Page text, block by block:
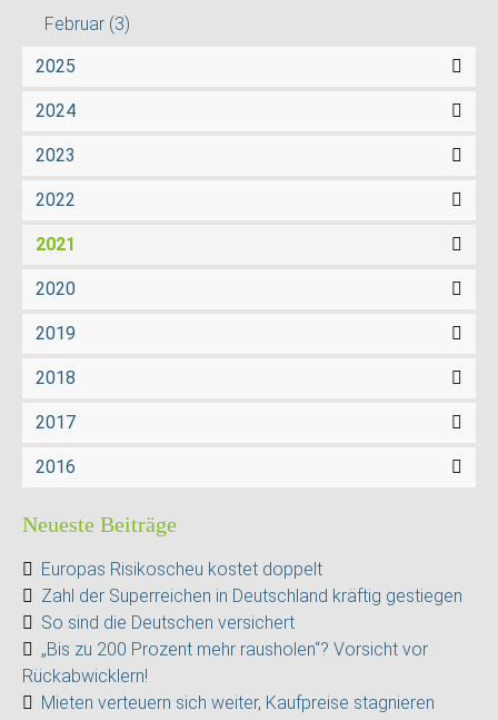
Februar (3)
2025
2024
2023
2022
2021
2020
2019
2018
2017
2016
Neueste Beiträge
Europas Risikoscheu kostet doppelt
Zahl der Superreichen in Deutschland kräftig gestiegen
So sind die Deutschen versichert
„Bis zu 200 Prozent mehr rausholen“? Vorsicht vor
Rückabwicklern!
Mieten verteuern sich weiter, Kaufpreise stagnieren